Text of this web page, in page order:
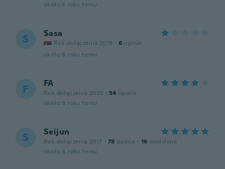
około 6 roku temu
S Sasa
Rok dołączenia 2019 · 6 opinie
około 6 roku temu
F FA
Rok dołączenia 2020 · 54 opinie
około 6 roku temu
S Seijun
Rok dołączenia 2017 · 78 opinie · 16 przesłane
około 6 roku temu